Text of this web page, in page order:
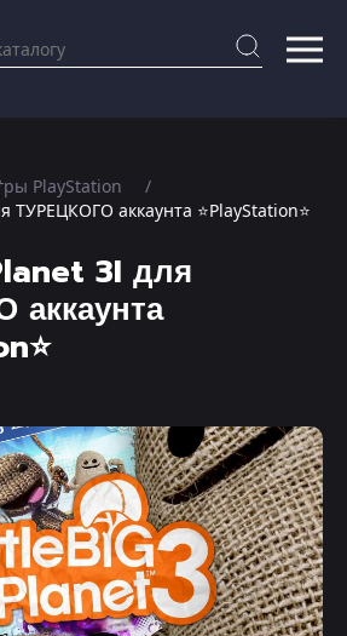
PlayStation
ТУРЕЦКОГО аккаунта ⭐PlayStation⭐
3I для